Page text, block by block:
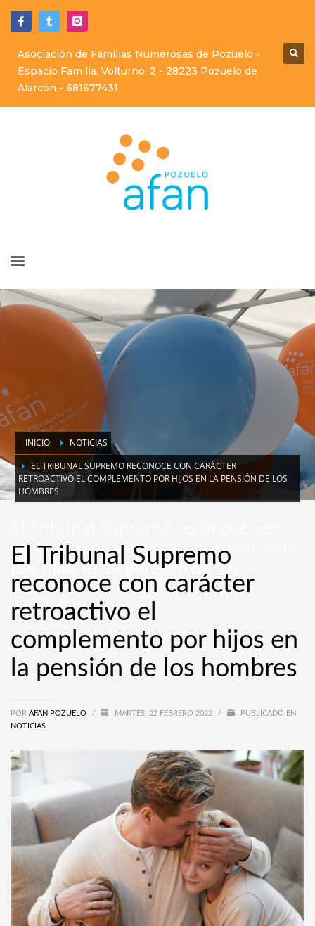
Asociación de Familias Numerosas de Pozuelo -
Espacio Familia. Volturno, 2 - 28223 Pozuelo de
Alarcón - 681677431
INICIO
NOTICIAS
EL TRIBUNAL SUPREMO RECONOCE CON CARÁCTER
RETROACTIVO EL COMPLEMENTO POR HIJOS EN LA PENSIÓN DE LOS
HOMBRES
carácter retroactivo el complemento
por hijos en la pensión de los
hombres
El Tribunal Supremo
reconoce con carácter
retroactivo el
complemento por hijos en
la pensión de los hombres
POR AFAN POZUELO / MARTES, 22 FEBRERO 2022 /
PUBLICADO EN
NOTICIAS